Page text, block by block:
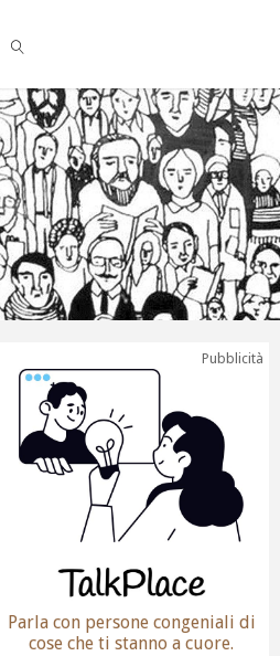
CERCA
Pubblicità
Parla con persone congeniali di
cose che ti stanno a cuore.